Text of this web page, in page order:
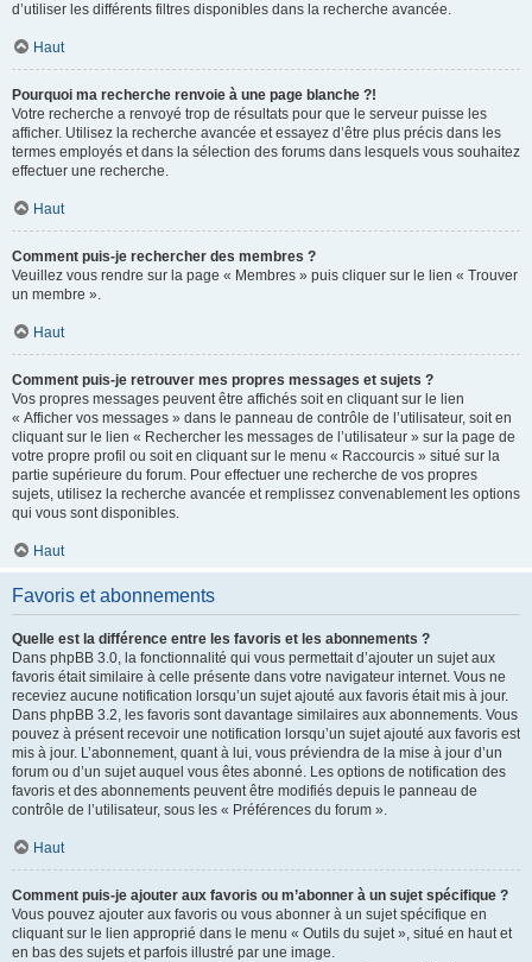
d’utiliser les différents filtres disponibles dans la recherche avancée.
Haut
Pourquoi ma recherche renvoie à une page blanche ?!
Votre recherche a renvoyé trop de résultats pour que le serveur puisse les
afficher. Utilisez la recherche avancée et essayez d’être plus précis dans les
termes employés et dans la sélection des forums dans lesquels vous souhaitez
effectuer une recherche.
Haut
Comment puis-je rechercher des membres ?
Veuillez vous rendre sur la page « Membres » puis cliquer sur le lien « Trouver
un membre ».
Haut
Comment puis-je retrouver mes propres messages et sujets ?
Vos propres messages peuvent être affichés soit en cliquant sur le lien
« Afficher vos messages » dans le panneau de contrôle de l’utilisateur, soit en
cliquant sur le lien « Rechercher les messages de l’utilisateur » sur la page de
votre propre profil ou soit en cliquant sur le menu « Raccourcis » situé sur la
partie supérieure du forum. Pour effectuer une recherche de vos propres
sujets, utilisez la recherche avancée et remplissez convenablement les options
qui vous sont disponibles.
Haut
Favoris et abonnements
Quelle est la différence entre les favoris et les abonnements ?
Dans phpBB 3.0, la fonctionnalité qui vous permettait d’ajouter un sujet aux
favoris était similaire à celle présente dans votre navigateur internet. Vous ne
receviez aucune notification lorsqu’un sujet ajouté aux favoris était mis à jour.
Dans phpBB 3.2, les favoris sont davantage similaires aux abonnements. Vous
pouvez à présent recevoir une notification lorsqu’un sujet ajouté aux favoris est
mis à jour. L’abonnement, quant à lui, vous préviendra de la mise à jour d’un
forum ou d’un sujet auquel vous êtes abonné. Les options de notification des
favoris et des abonnements peuvent être modifiés depuis le panneau de
contrôle de l’utilisateur, sous les « Préférences du forum ».
Haut
Comment puis-je ajouter aux favoris ou m’abonner à un sujet spécifique ?
Vous pouvez ajouter aux favoris ou vous abonner à un sujet spécifique en
cliquant sur le lien approprié dans le menu « Outils du sujet », situé en haut et
en bas des sujets et parfois illustré par une image.